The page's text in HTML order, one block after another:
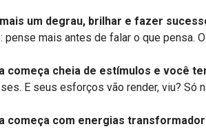
um degrau, brilhar e fazer
mais antes de falar o que pensa.
começa cheia de estímulos e você
E seus esforços vão render, viu? Só
começa com energias